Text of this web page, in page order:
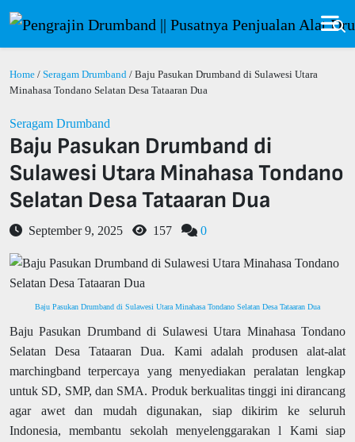
Home / Seragam Drumband / Baju Pasukan Drumband di Sulawesi Utara
Minahasa Tondano Selatan Desa Tataaran Dua
Seragam Drumband
Baju Pasukan Drumband di
Sulawesi Utara Minahasa Tondano
Selatan Desa Tataaran Dua
September 9, 2025 157 0
Baju Pasukan Drumband di Sulawesi Utara Minahasa Tondano Selatan Desa Tataaran Dua
Baju Pasukan Drumband di Sulawesi Utara Minahasa Tondano
Selatan Desa Tataaran Dua. Kami adalah produsen alat-alat
marchingband terpercaya yang menyediakan peralatan lengkap
untuk SD, SMP, dan SMA. Produk berkualitas tinggi ini dirancang
agar awet dan mudah digunakan, siap dikirim ke seluruh
Indonesia, membantu sekolah menyelenggarakan l Kami siap